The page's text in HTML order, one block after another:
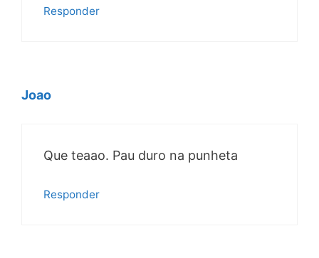
Responder
Joao
Que teaao. Pau duro na punheta
Responder